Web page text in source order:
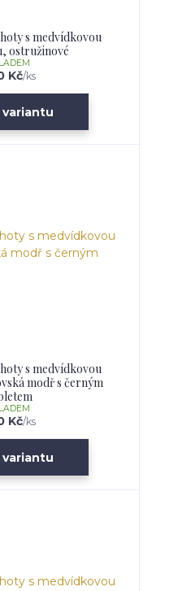
s medvídkovou
ostružinové
Kč/ks
s medvídkovou
modř s černým
Kč/ks